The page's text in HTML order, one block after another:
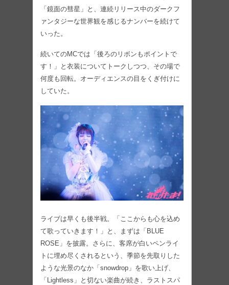
「鏡面の彗星」と、連続リリース中のダークフ
ァンタジーな世界観を感じるナンバーを続けて
いった。
続いてのMCでは「後ろのリボンもポイントで
す！」と衣装についてトークしつつ、その場で
何度も回転。オーディエンスの目をくぎ付けに
していた。
ライブは早くも後半戦。「ここからも心を込め
て歌っていきます！」と、まずは「BLUE
ROSE」を披露。さらに、客席が白いペンライ
トに埋め尽くされるという、季節を先取りした
ような光景のなか「snowdrop」を歌い上げ、
「Lightless」と切ない楽曲が続き、ラストスパ